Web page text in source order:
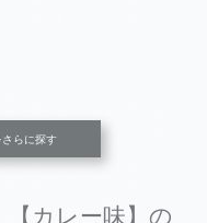
らに探す
カレー味】の